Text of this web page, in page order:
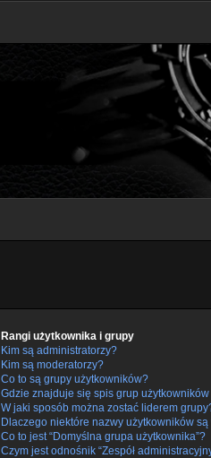
Rangi użytkownika i grupy
Kim są administratorzy?
Kim są moderatorzy?
Co to są grupy użytkowników?
Gdzie znajduje się spis grup
W jaki sposób można zostać liderem
Dlaczego niektóre nazwy użytkowników
Co to jest “Domyślna grupa użytkownika”?
Czym jest odnośnik “Zespół